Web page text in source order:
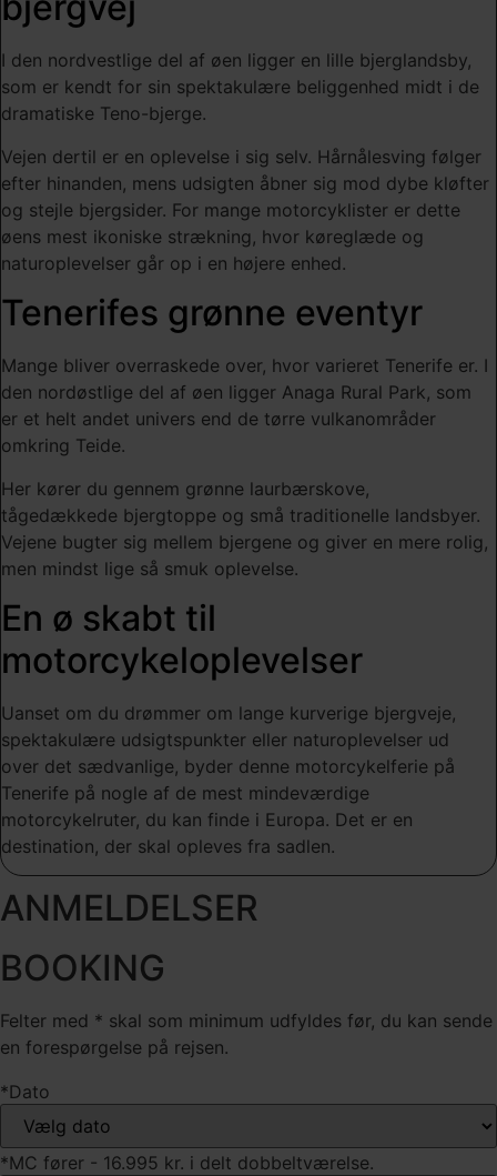
I den nordvestlige del af øen ligger en lille bjerglandsby,
som er kendt for sin spektakulære beliggenhed midt i de
dramatiske Teno-bjerge.
Vejen dertil er en oplevelse i sig selv. Hårnålesving følger
efter hinanden, mens udsigten åbner sig mod dybe kløfter
og stejle bjergsider. For mange motorcyklister er dette
øens mest ikoniske strækning, hvor køreglæde og
naturoplevelser går op i en højere enhed.
Tenerifes grønne eventyr
Mange bliver overraskede over, hvor varieret Tenerife er. I
den nordøstlige del af øen ligger Anaga Rural Park, som
er et helt andet univers end de tørre vulkanområder
omkring Teide.
Her kører du gennem grønne laurbærskove,
tågedækkede bjergtoppe og små traditionelle landsbyer.
Vejene bugter sig mellem bjergene og giver en mere rolig,
men mindst lige så smuk oplevelse.
En ø skabt til
motorcykeloplevelser
Uanset om du drømmer om lange kurverige bjergveje,
spektakulære udsigtspunkter eller naturoplevelser ud
over det sædvanlige, byder denne motorcykelferie på
Tenerife på nogle af de mest mindeværdige
motorcykelruter, du kan finde i Europa. Det er en
destination, der skal opleves fra sadlen.
ANMELDELSER
BOOKING
Felter med * skal som minimum udfyldes før, du kan sende
en forespørgelse på rejsen.
*Dato
*MC fører - 16.995 kr. i delt dobbeltværelse.